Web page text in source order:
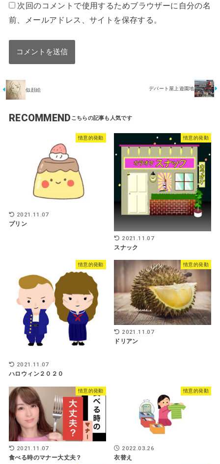
次回のコメントで使用するためブラウザーに自分の名
前、メールアドレス、サイトを保存する。
似顔絵 デパート屋上遊園地
RECOMMEND
情意的発動
2021.11.07
プリン
情意的発動
2021.11.07
スナック
情意的発動
2021.11.07
ハロウィン２０２０
情意的発動
2021.11.07
ドリアン
情意的発動
2021.11.07
食べる時のマナー大丈夫？
情意的発動
2022.03.26
衣替え